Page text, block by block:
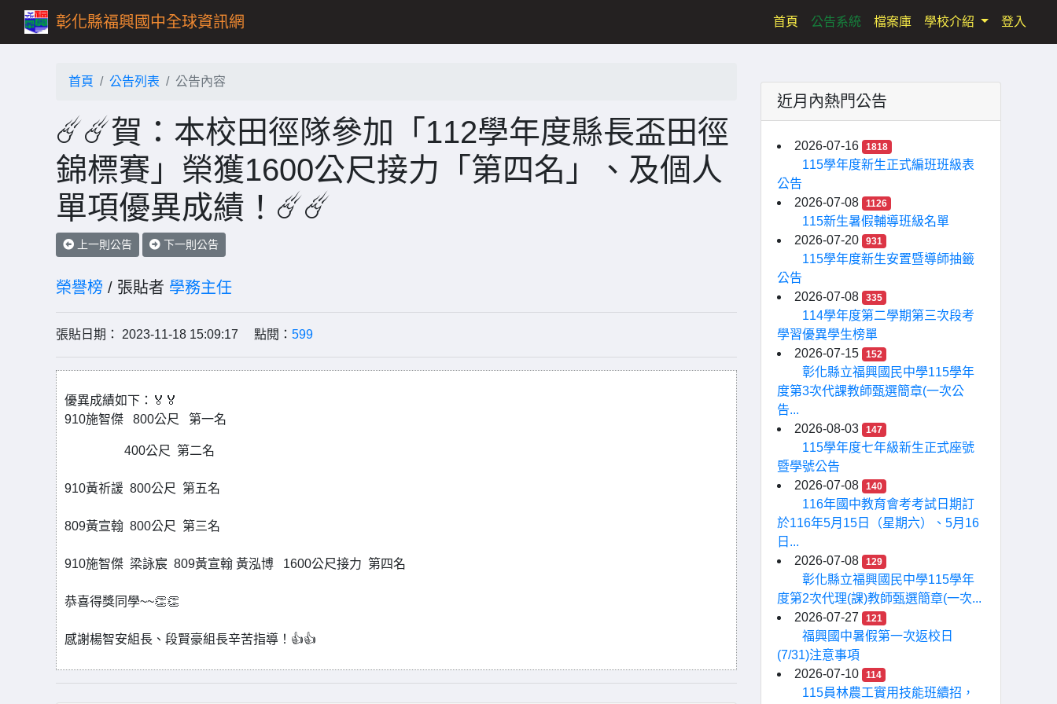
彰化縣福興國中全球資訊網 首頁 (current)
公告系統 檔案庫 學校介紹 登入
首頁 公告列表 公告內容
☄️☄️賀：本校田徑隊參加「112學年度縣長盃田徑
錦標賽」榮獲1600公尺接力「第四名」、及個人
單項優異成績！☄️☄️
上一則公告 下一則公告
榮譽榜 / 張貼者 學務主任
張貼日期： 2023-11-18 15:09:17 點閱： 599
優異成績如下：🏅🏅
910施智傑 800公尺 第一名
400公尺 第二名
910黃祈諼 800公尺 第五名
809黃宣翰 800公尺 第三名
910施智傑 梁詠宸 809黃宣翰 黃泓博 1600公尺接力 第四名
恭喜得獎同學~~👏👏
感謝楊智安組長、段賢豪組長辛苦指導！👍👍
近月內熱門公告
2026-07-16 1818
115學年度新生正式編班班級表
公告
2026-07-08
1126
115新生暑假輔導班級名單
2026-07-20
931
115學年度新生安置暨導師抽籤
公告
2026-07-08
335
114學年度第二學期第三次段考
學習優異學生榜單
2026-07-15
152
彰化縣立福興國民中學115學年
度第3次代課教師甄選簡章(一次公
告...
2026-08-03
147
115學年度七年級新生正式座號
暨學號公告
2026-07-08
140
116年國中教育會考考試日期訂
於116年5月15日（星期六）、5月16
日...
2026-07-08
129
彰化縣立福興國民中學115學年
度第2次代理(課)教師甄選簡章(一次...
2026-07-27
121
福興國中暑假第一次返校日
(7/31)注意事項
2026-07-10
114
115員林農工實用技能班續招，